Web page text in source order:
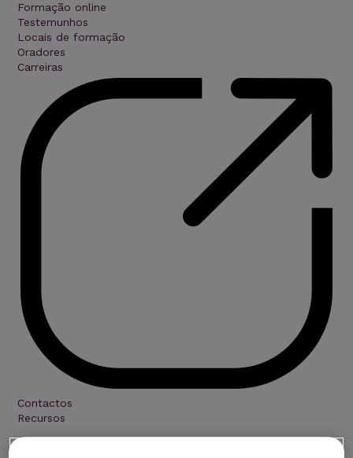
Formação online
Testemunhos
Locais de formação
Oradores
Carreiras
Contactos
Recursos